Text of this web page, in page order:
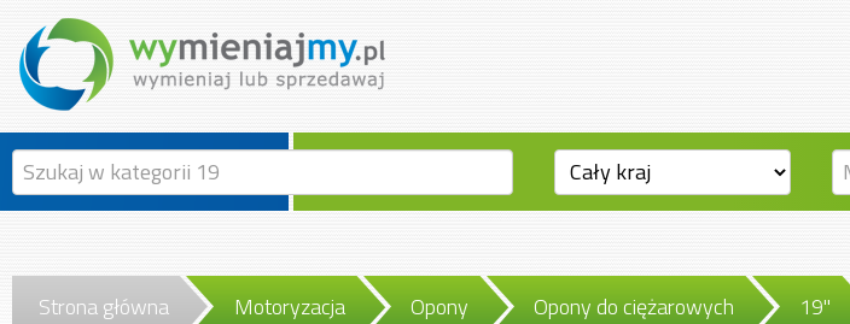
Strona główna Motoryzacja Opony Opony do ciężarowych 19"